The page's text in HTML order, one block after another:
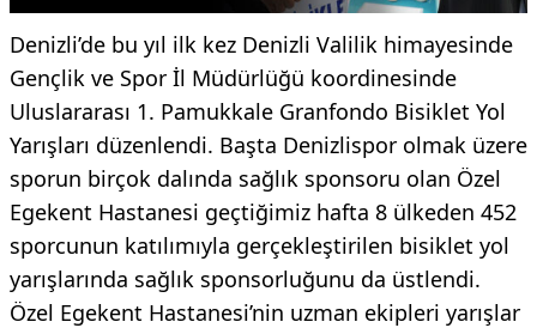
Denizli’de bu yıl ilk kez Denizli Valilik himayesinde
Gençlik ve Spor İl Müdürlüğü koordinesinde
Uluslararası 1. Pamukkale Granfondo Bisiklet Yol
Yarışları düzenlendi. Başta Denizlispor olmak üzere
sporun birçok dalında sağlık sponsoru olan Özel
Egekent Hastanesi geçtiğimiz hafta 8 ülkeden 452
sporcunun katılımıyla gerçekleştirilen bisiklet yol
yarışlarında sağlık sponsorluğunu da üstlendi.
Özel Egekent Hastanesi’nin uzman ekipleri yarışlar